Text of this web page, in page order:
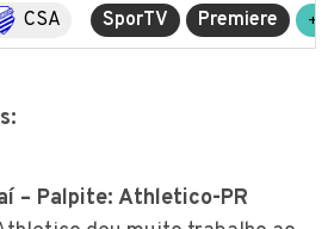
CSA SporTV Premiere +
– Palpite: Athletico-PR